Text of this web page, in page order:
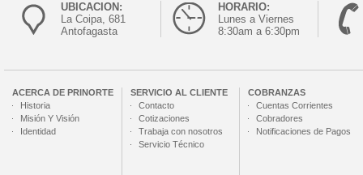
UBICACION:
La Coipa, 681
Antofagasta
HORARIO:
Lunes a Viernes
8:30am a 6:30pm
ACERCA DE PRINORTE
Historia
Misión Y Visión
Identidad
SERVICIO AL CLIENTE
Contacto
Cotizaciones
Trabaja con nosotros
Servicio Técnico
COBRANZAS
Cuentas Corrientes
Cobradores
Notificaciones de Pagos